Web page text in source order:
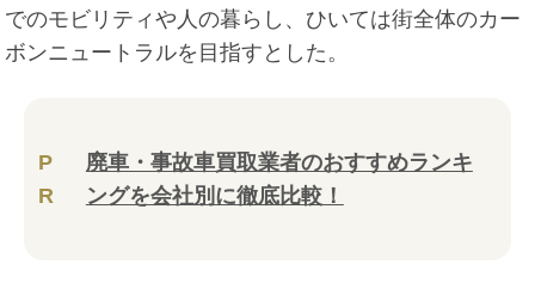
でのモビリティや人の暮らし、ひいては街全体のカー
ボンニュートラルを目指すとした。
P
R
廃車・事故車買取業者のおすすめランキ
ングを会社別に徹底比較！